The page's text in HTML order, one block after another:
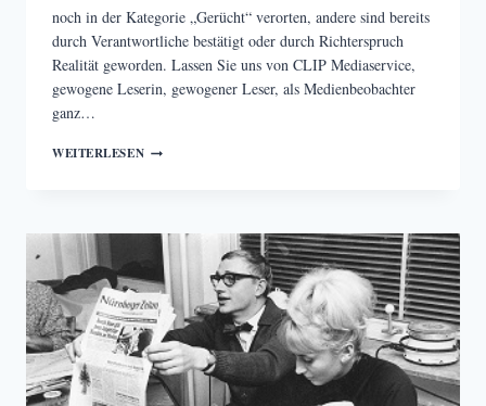
noch in der Kategorie „Gerücht“ verorten, andere sind bereits
durch Verantwortliche bestätigt oder durch Richterspruch
Realität geworden. Lassen Sie uns von CLIP Mediaservice,
gewogene Leserin, gewogener Leser, als Medienbeobachter
ganz…
WEITERLESEN2019
FÜR
DIE
ÖSTERREICHISCHE
MEDIENBRANCHE?